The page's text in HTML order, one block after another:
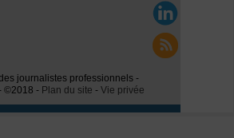
journalistes professionnels -
©2018 - Plan du site -Vie privée